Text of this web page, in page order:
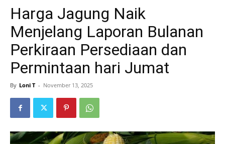
Harga Jagung Naik
Menjelang Laporan Bulanan
Perkiraan Persediaan dan
Permintaan hari Jumat
By Loni T - November 13, 2025